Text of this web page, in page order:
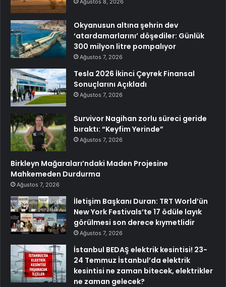
Okyanusun altına şehrin dev
‘atardamarlarını’ döşediler: Günlük
300 milyon litre pompalıyor
Ağustos 7, 2026
Tesla 2026 İkinci Çeyrek Finansal
Sonuçlarını Açıkladı
Ağustos 7, 2026
Survivor Nagihan zorlu süreci geride
bıraktı: “Keyfim Yerinde”
Ağustos 7, 2026
Birkleyn Mağaraları’ndaki Maden Projesine
Mahkemeden Durdurma
Ağustos 7, 2026
İletişim Başkanı Duran: TRT World’ün
New York Festivals’te 17 ödüle layık
görülmesi son derece kıymetlidir
Ağustos 7, 2026
İstanbul BEDAŞ elektrik kesintisi! 23-
24 Temmuz İstanbul’da elektrik
kesintisi ne zaman bitecek, elektrikler
ne zaman gelecek?